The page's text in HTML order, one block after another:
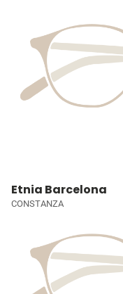
Etnia Barcelona
CONSTANZA